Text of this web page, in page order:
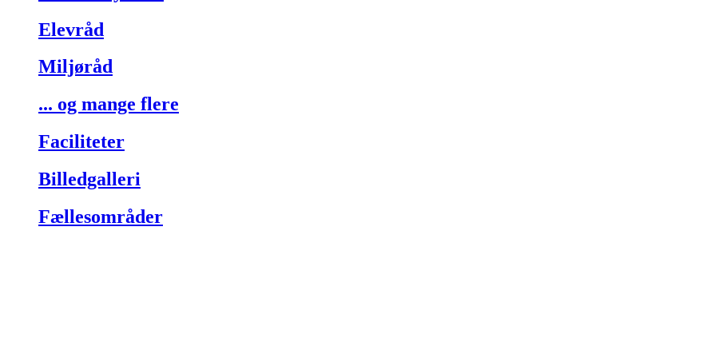
Elevråd
Miljøråd
... og mange flere
Faciliteter
Billedgalleri
Fællesområder